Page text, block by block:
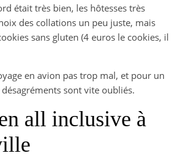
était très bien, les hôtesses très
des collations un peu juste, mais
sans gluten (4 euros le cookies, il
en avion pas trop mal, et pour un
sont vite oubliés.
all inclusive à